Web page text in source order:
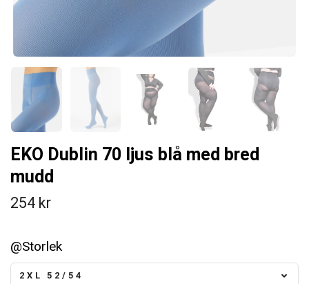
EKO Dublin 70 ljus blå med bred
mudd
254 kr
@Storlek
2XL 52/54